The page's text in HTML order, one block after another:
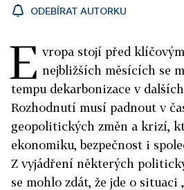
ODEBÍRAT AUTORKU
E vropa stojí před
nejbližších měsících se
tempu dekarbonizace v
Rozhodnutí musí padnout v
geopolitických změn a krizí,
ekonomiku, bezpečnost i
Z vyjádření některých
se mohlo zdát, že jde o situaci